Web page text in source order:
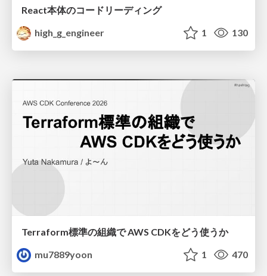
React本体のコードリーディング
high_g_engineer
1 130
Terraform標準の組織で AWS CDKをどう使うか
mu7889yoon
1 470